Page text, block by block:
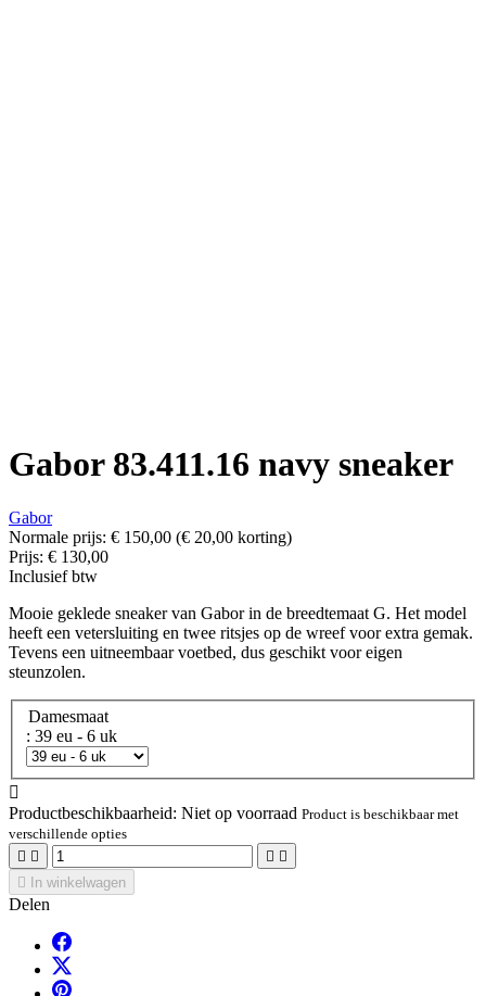
Gabor 83.411.16 navy sneaker
Gabor
Normale prijs: € 150,00 (€ 20,00 korting)
Prijs: € 130,00
Inclusief btw
Mooie geklede sneaker van Gabor in de breedtemaat G. Het model
heeft een vetersluiting en twee ritsjes op de wreef voor extra gemak.
Tevens een uitneembaar voetbed, dus geschikt voor eigen
steunzolen.
Damesmaat
: 39 eu - 6 uk

Productbeschikbaarheid: Niet op voorraad Product is beschikbaar met
verschillende opties
   

In winkelwagen
Delen